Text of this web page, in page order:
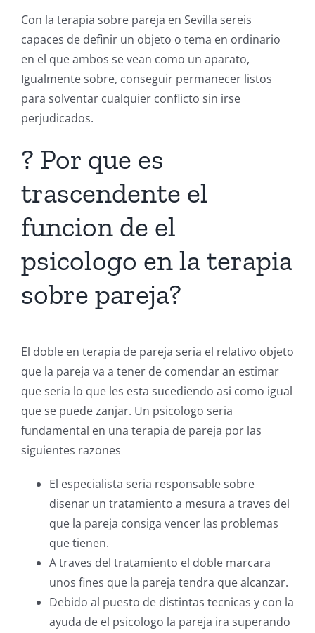
Con la terapia sobre pareja en Sevilla sereis
capaces de definir un objeto o tema en ordinario
en el que ambos se vean como un aparato,
Igualmente sobre, conseguir permanecer listos
para solventar cualquier conflicto sin irse
perjudicados.
? Por que es
trascendente el
funcion de el
psicologo en la terapia
sobre pareja?
El doble en terapia de pareja seria el relativo objeto
que la pareja va a tener de comendar an estimar
que seria lo que les esta sucediendo asi como igual
que se puede zanjar. Un psicologo seria
fundamental en una terapia de pareja por las
siguientes razones
El especialista seria responsable sobre
disenar un tratamiento a mesura a traves del
que la pareja consiga vencer las problemas
que tienen.
A traves del tratamiento el doble marcara
unos fines que la pareja tendra que alcanzar.
Debido al puesto de distintas tecnicas y con la
ayuda de el psicologo la pareja ira superando